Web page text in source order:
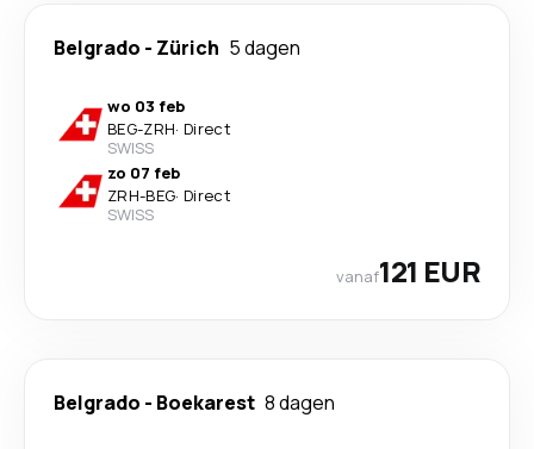
Belgrado - Zürich 5 dagen
wo 03 feb
BEG-ZRH· Direct
SWISS
zo 07 feb
ZRH-BEG· Direct
SWISS
vanaf121 EUR
Belgrado - Boekarest 8 dagen